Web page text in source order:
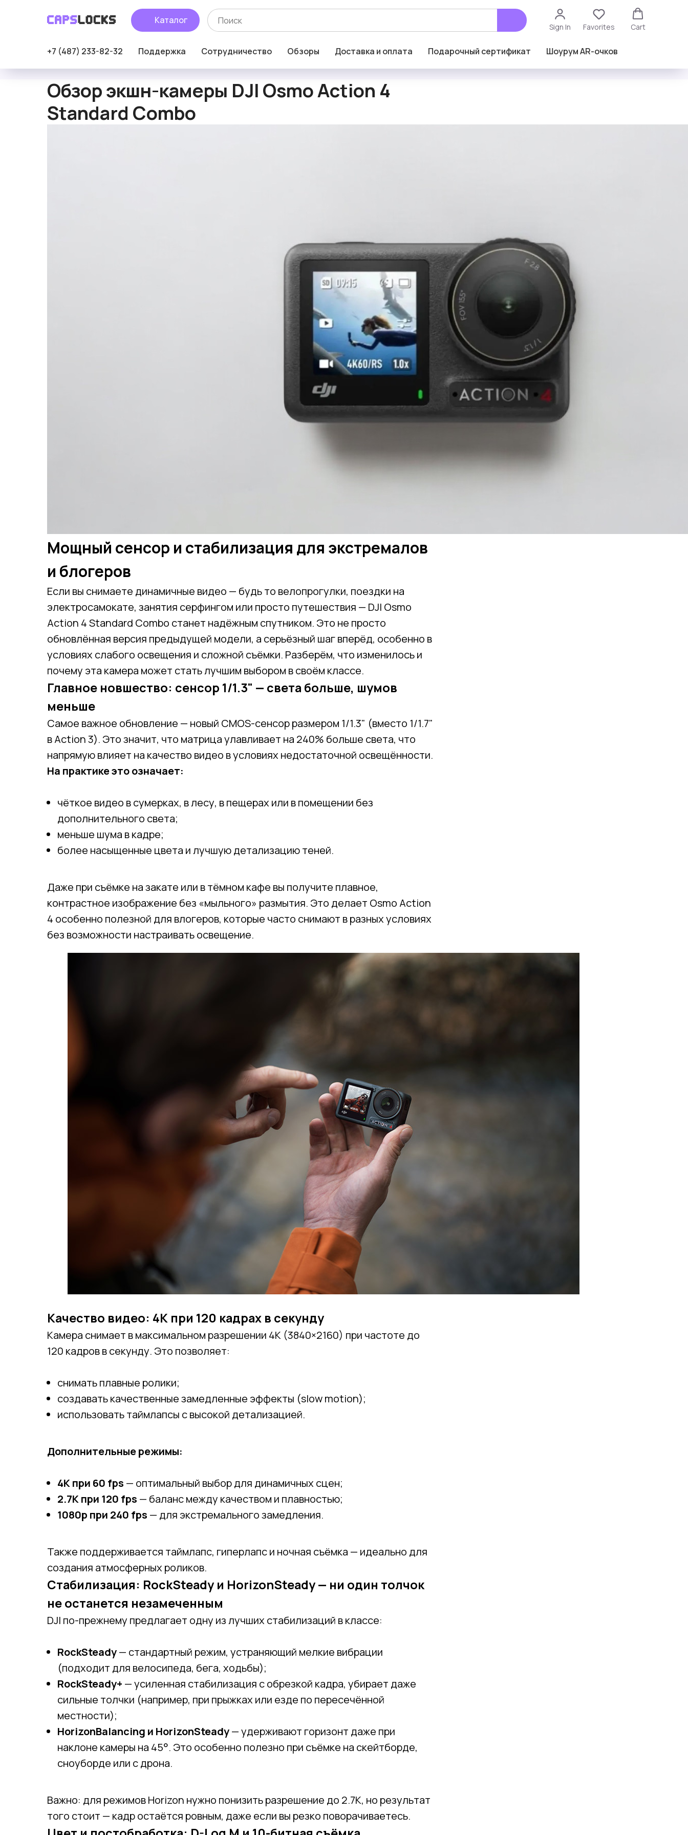
Каталог
Sign In Favorites Cart
+7 (487) 233-82-32 Поддержка Сотрудничество Обзоры Доставка и оплата Подарочный сертификат Шоурум AR-очков
Обзор экшн-камеры DJI Osmo Action 4
Standard Combo
Мощный сенсор и стабилизация для экстремалов
и блогеров
Если вы снимаете динамичные видео — будь то велопрогулки, поездки на
электросамокате, занятия серфингом или просто путешествия — DJI Osmo
Action 4 Standard Combo станет надёжным спутником. Это не просто
обновлённая версия предыдущей модели, а серьёзный шаг вперёд, особенно в
условиях слабого освещения и сложной съёмки. Разберём, что изменилось и
почему эта камера может стать лучшим выбором в своём классе.
Главное новшество: сенсор 1/1.3" — света больше, шумов
меньше
Самое важное обновление — новый CMOS-сенсор размером 1/1.3" (вместо 1/1.7"
в Action 3). Это значит, что матрица улавливает на 240% больше света, что
напрямую влияет на качество видео в условиях недостаточной освещённости.
На практике это означает:
чёткое видео в сумерках, в лесу, в пещерах или в помещении без
дополнительного света;
меньше шума в кадре;
более насыщенные цвета и лучшую детализацию теней.
Даже при съёмке на закате или в тёмном кафе вы получите плавное,
контрастное изображение без «мыльного» размытия. Это делает Osmo Action
4 особенно полезной для влогеров, которые часто снимают в разных условиях
без возможности настраивать освещение.
Качество видео: 4K при 120 кадрах в секунду
Камера снимает в максимальном разрешении 4K (3840×2160) при частоте до
120 кадров в секунду. Это позволяет:
снимать плавные ролики;
создавать качественные замедленные эффекты (slow motion);
использовать таймлапсы с высокой детализацией.
Дополнительные режимы:
4K при 60 fps — оптимальный выбор для динамичных сцен;
2.7K при 120 fps — баланс между качеством и плавностью;
1080p при 240 fps — для экстремального замедления.
Также поддерживается таймлапс, гиперлапс и ночная съёмка — идеально для
создания атмосферных роликов.
Стабилизация: RockSteady и HorizonSteady — ни один толчок
не останется незамеченным
DJI по-прежнему предлагает одну из лучших стабилизаций в классе:
RockSteady— стандартный режим, устраняющий мелкие вибрации
(подходит для велосипеда, бега, ходьбы);
RockSteady+ — усиленная стабилизация с обрезкой кадра, убирает даже
сильные толчки (например, при прыжках или езде по пересечённой
местности);
HorizonBalancing и HorizonSteady— удерживают горизонт даже при
наклоне камеры на 45°. Это особенно полезно при съёмке на скейтборде,
сноуборде или с дрона.
Важно: для режимов Horizon нужно понизить разрешение до 2.7K, но результат
того стоит — кадр остаётся ровным, даже если вы резко поворачиваетесь.